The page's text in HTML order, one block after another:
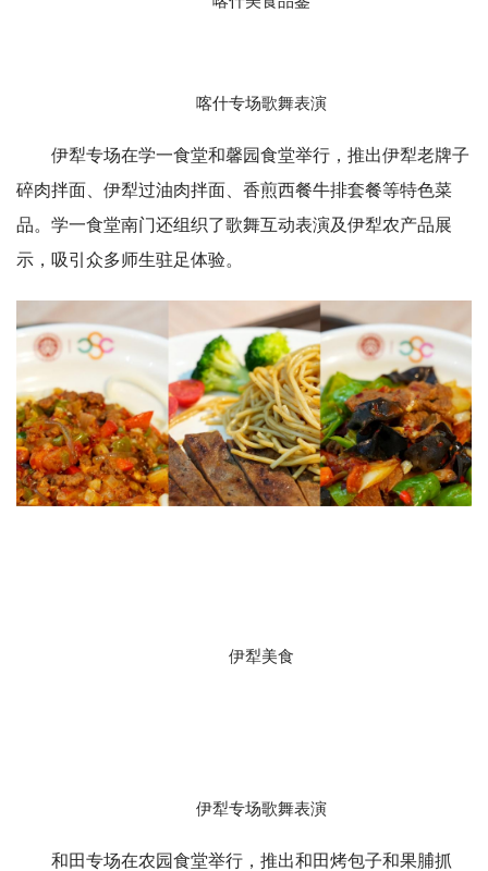
喀什专场歌舞表演
伊犁专场在学一食堂和馨园食堂举行，推出伊犁老牌子
碎肉拌面、伊犁过油肉拌面、香煎西餐牛排套餐等特色菜
品。学一食堂南门还组织了歌舞互动表演及伊犁农产品展
示，吸引众多师生驻足体验。
伊犁美食
伊犁专场歌舞表演
和田专场在农园食堂举行，推出和田烤包子和果脯抓